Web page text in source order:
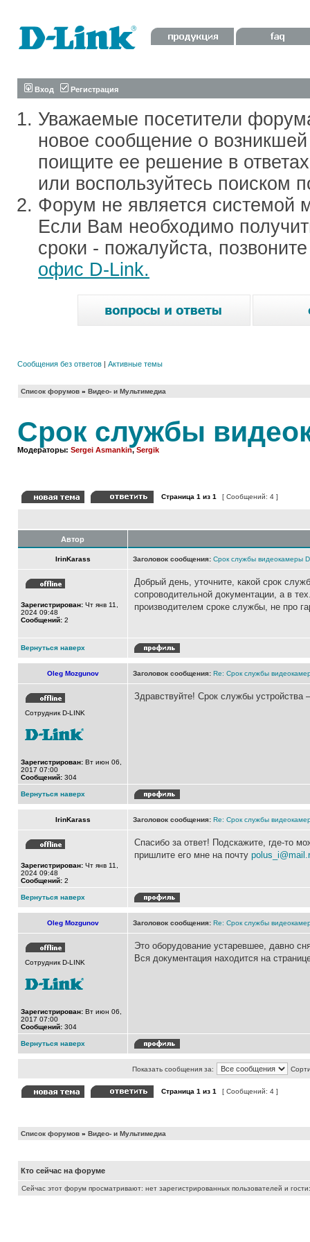
Вход Регистрация
Уважаемые посетители
новое сообщение о
поищите ее решение в
или воспользуйтесь поиском
Форум не является системой
Если Вам необходимо
сроки - пожалуйста,
офис D-Link.
Сообщения без ответов | Активные темы
Список форумов » Видео- и Мультимедиа
Срок службы
Модераторы: Sergei Asmankin,Sergik
Страница 1 из 1 [ Сообщений: 4 ]
Автор
IrinKarass Заголовок сообщения: Срок службы видеокамеры
Зарегистрирован: Чт янв 11,
2024 09:48
Сообщений: 2
Добрый день, уточните, какой срок
сопроводительной документации, а в
производителем сроке службы, не про
Вернуться наверх
Oleg Mozgunov Заголовок сообщения: Re: Срок службы
Сотрудник D-LINK
Зарегистрирован: Вт июн 06,
2017 07:00
Сообщений: 304
Здравствуйте! Срок службы устройства
Вернуться наверх
IrinKarass Заголовок сообщения: Re: Срок службы
Зарегистрирован: Чт янв 11,
2024 09:48
Сообщений: 2
Спасибо за ответ! Подскажите, где-то
пришлите его мне на почту
Вернуться наверх
Oleg Mozgunov Заголовок сообщения: Re: Срок службы
Сотрудник D-LINK
Зарегистрирован: Вт июн 06,
2017 07:00
Сообщений: 304
Это оборудование устаревшее, давно
Вся документация находится на
Вернуться наверх
Показать сообщения за:
Страница 1 из 1 [ Сообщений: 4 ]
Список форумов » Видео- и Мультимедиа
Кто сейчас на форуме
Сейчас этот форум просматривают: нет зарегистрированных пользователей и